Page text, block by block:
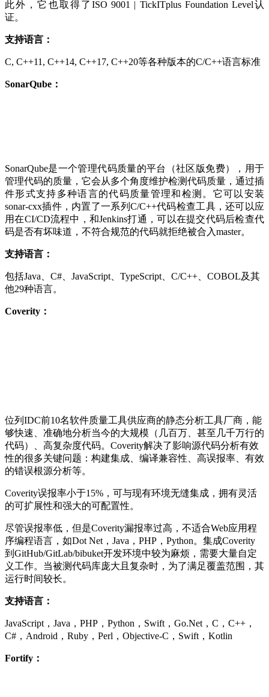
此外，它也取得了ISO 9001 | TickITplus Foundation Level认
证。
支持语言 ：
C, C++11, C++14, C++17, C++20等各种版本的C/C++语言标准
SonarQube：
SonarQube是一个管理代码质量的平台（社区版免费），用于
管理代码的质量，它会从多个角度维护检测代码质量，通过插
件形式支持多种语言的代码质量管理和检测。它可以安装
sonar-cxx插件，内置了一系列C/C++代码检查工具，还可以应
用在CI/CD流程中，和Jenkins打通，可以在提交代码后检查代
码是否有坏味道，不符合规范的代码就拒绝被合入master。
支持语言 ：
包括Java、C#、JavaScript、TypeScript、C/C++、COBOL及其
他29种语言。
Coverity：
位列IDC前10名软件质量⼯具供应商的静态分析⼯具⼚商，能
够快速、准确地分析当今的⼤规模（⼏百万、甚⾄⼏千万⾏的
代码）、⾼复杂度代码。Coverity解决了影响源代码分析有效
性的很多关键问题：构建集成、编译兼容性、⾼误报率、有效
的错误根源分析等。
Coverity误报率小于15%，可与现有环境无缝集成，拥有灵活
的可扩展性和强大的可配置性。
尽管误报率低，但是Coverity漏报率过高，不适合Web应用程
序编程语言，如Dot Net，Java，PHP，Python。集成Coverity
到GitHub/GitLab/bibuket开发环境中较为麻烦，需要大量自定
义工作。当被测代码库庞大且复杂时，为了满足覆盖范围，其
运行时间较长。
支持语言：
JavaScript，Java，PHP，Python，Swift，Go.Net，C，C++，
C#，Android，Ruby，Perl，Objective-C，Swift，Kotlin
Fortify：